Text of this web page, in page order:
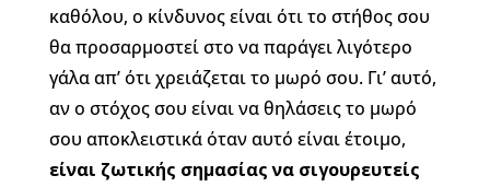
καθόλου, ο κίνδυνος είναι ότι το στήθος σου
θα προσαρμοστεί στο να παράγει λιγότερο
γάλα απ’ ότι χρειάζεται το μωρό σου. Γι’ αυτό,
αν ο στόχος σου είναι να θηλάσεις το μωρό
σου αποκλειστικά όταν αυτό είναι έτοιμο,
είναι ζωτικής σημασίας να σιγουρευτείς